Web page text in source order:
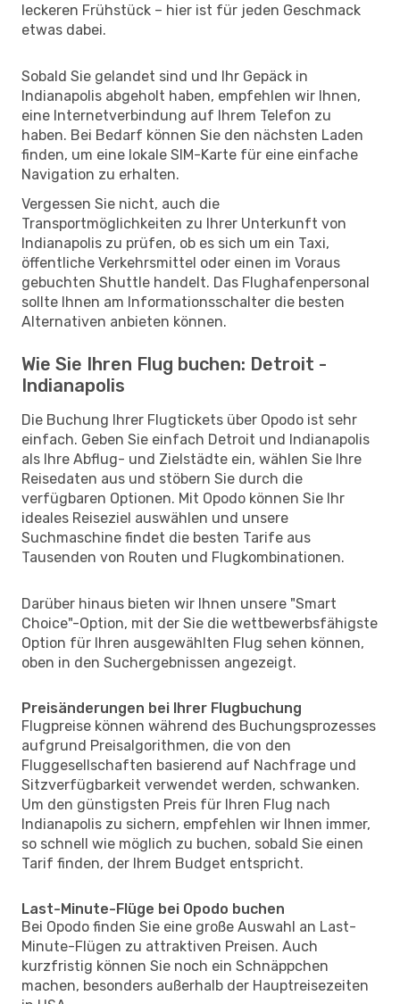
leckeren Frühstück – hier ist für jeden Geschmack
etwas dabei.
Sobald Sie gelandet sind und Ihr Gepäck in
Indianapolis abgeholt haben, empfehlen wir Ihnen,
eine Internetverbindung auf Ihrem Telefon zu
haben. Bei Bedarf können Sie den nächsten Laden
finden, um eine lokale SIM-Karte für eine einfache
Navigation zu erhalten.
Vergessen Sie nicht, auch die
Transportmöglichkeiten zu Ihrer Unterkunft von
Indianapolis zu prüfen, ob es sich um ein Taxi,
öffentliche Verkehrsmittel oder einen im Voraus
gebuchten Shuttle handelt. Das Flughafenpersonal
sollte Ihnen am Informationsschalter die besten
Alternativen anbieten können.
Wie Sie Ihren Flug buchen: Detroit -
Indianapolis
Die Buchung Ihrer Flugtickets über Opodo ist sehr
einfach. Geben Sie einfach Detroit und Indianapolis
als Ihre Abflug- und Zielstädte ein, wählen Sie Ihre
Reisedaten aus und stöbern Sie durch die
verfügbaren Optionen. Mit Opodo können Sie Ihr
ideales Reiseziel auswählen und unsere
Suchmaschine findet die besten Tarife aus
Tausenden von Routen und Flugkombinationen.
Darüber hinaus bieten wir Ihnen unsere "Smart
Choice"-Option, mit der Sie die wettbewerbsfähigste
Option für Ihren ausgewählten Flug sehen können,
oben in den Suchergebnissen angezeigt.
Preisänderungen bei Ihrer Flugbuchung
Flugpreise können während des Buchungsprozesses
aufgrund Preisalgorithmen, die von den
Fluggesellschaften basierend auf Nachfrage und
Sitzverfügbarkeit verwendet werden, schwanken.
Um den günstigsten Preis für Ihren Flug nach
Indianapolis zu sichern, empfehlen wir Ihnen immer,
so schnell wie möglich zu buchen, sobald Sie einen
Tarif finden, der Ihrem Budget entspricht.
Last-Minute-Flüge bei Opodo buchen
Bei Opodo finden Sie eine große Auswahl an Last-
Minute-Flügen zu attraktiven Preisen. Auch
kurzfristig können Sie noch ein Schnäppchen
machen, besonders außerhalb der Hauptreisezeiten